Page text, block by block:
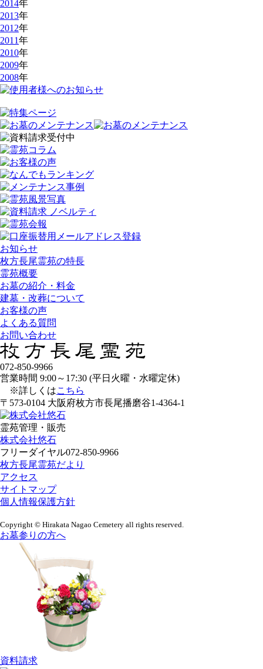
2014年
2013年
2012年
2011年
2010年
2009年
2008年
お知らせ
枚方長尾霊苑の特長
霊苑概要
お墓の紹介・料金
建墓・改葬について
お客様の声
よくある質問
お問い合わせ
072-850-9966
営業時間 9:00～17:30 (平日火曜・水曜定休)
※詳しくはこちら
〒573-0104 大阪府枚方市長尾播磨谷1-4364-1
霊苑管理・販売
株式会社悠石
フリーダイヤル072-850-9966
枚方長尾霊苑だより
アクセス
サイトマップ
個人情報保護方針
Copyright © Hirakata Nagao Cemetery all rights reserved.
お墓参りの方へ
資料請求